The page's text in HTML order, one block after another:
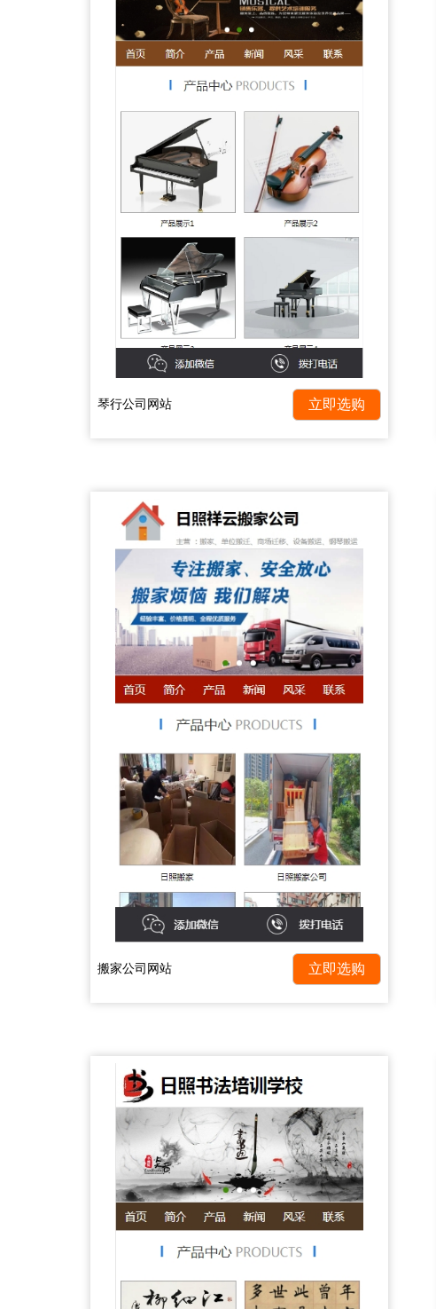
琴行公司网站
搬家公司网站